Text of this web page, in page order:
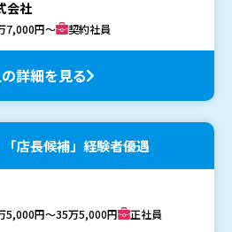
会社
7,000円～ 契約社員
詳細を見る
店長候補」経験者優遇
5,000円～35万5,000円 正社員